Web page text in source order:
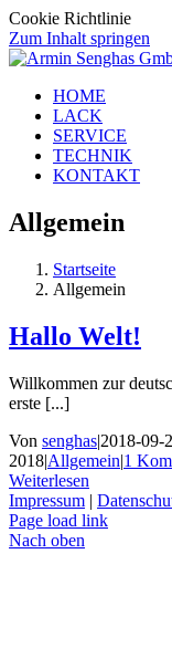
Cookie Richtlinie
Zum Inhalt springen
HOME
LACK
SERVICE
TECHNIK
KONTAKT
Allgemein
Startseite
Allgemein
Hallo Welt!
Willkommen zur
erste [...]
Von senghas|2018-09-
2018|Allgemein|1
Weiterlesen
Impressum |
Page load link
Nach oben